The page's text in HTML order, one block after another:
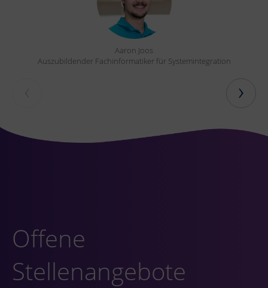
Aaron Joos
Auszubildender Fachinformatiker für Systemintegration
›
Offene
Stellenangebote